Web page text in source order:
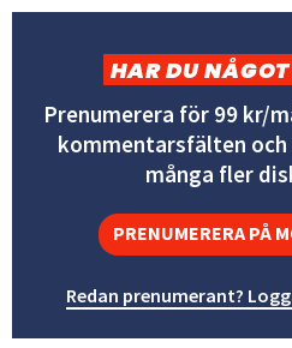
HAR DU
Prenumerera för 99 kr/
kommentarsfälten
många fler
PRENUMERERA PÅ
Redan prenumerant?